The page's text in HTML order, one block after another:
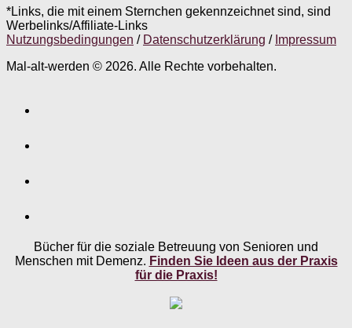
*Links, die mit einem Sternchen gekennzeichnet sind, sind
Werbelinks/Affiliate-Links
Nutzungsbedingungen / Datenschutzerklärung / Impressum
Mal-alt-werden © 2026. Alle Rechte vorbehalten.
Bücher für die soziale Betreuung von Senioren und
Menschen mit Demenz. Finden Sie Ideen aus der Praxis
für die Praxis!